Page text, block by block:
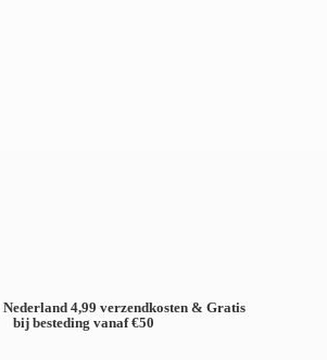
4,99 verzendkosten & Gratis
bij besteding vanaf €50